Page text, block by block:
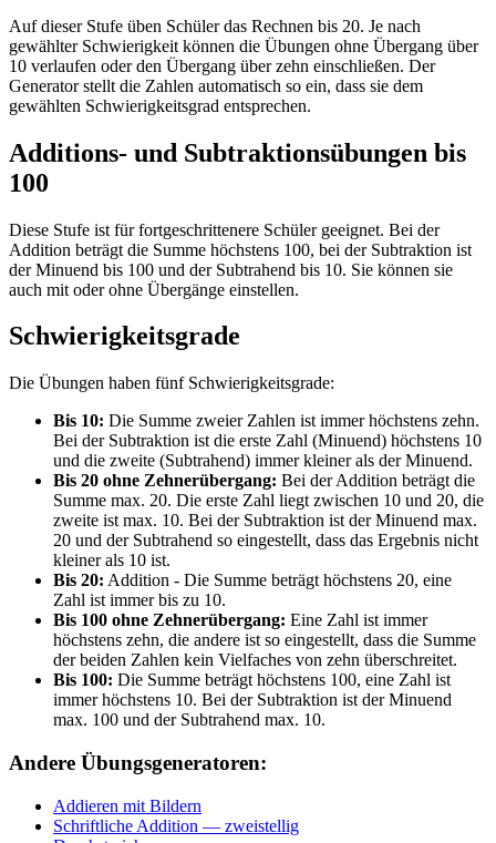
Auf dieser Stufe üben Schüler das Rechnen bis 20. Je nach
gewählter Schwierigkeit können die Übungen ohne Übergang über
10 verlaufen oder den Übergang über zehn einschließen. Der
Generator stellt die Zahlen automatisch so ein, dass sie dem
gewählten Schwierigkeitsgrad entsprechen.
Additions- und Subtraktionsübungen bis
100
Diese Stufe ist für fortgeschrittenere Schüler geeignet. Bei der
Addition beträgt die Summe höchstens 100, bei der Subtraktion ist
der Minuend bis 100 und der Subtrahend bis 10. Sie können sie
auch mit oder ohne Übergänge einstellen.
Schwierigkeitsgrade
Die Übungen haben fünf Schwierigkeitsgrade:
Bis 10: Die Summe zweier Zahlen ist immer höchstens zehn.
Bei der Subtraktion ist die erste Zahl (Minuend) höchstens 10
und die zweite (Subtrahend) immer kleiner als der Minuend.
Bis 20 ohne Zehnerübergang: Bei der Addition beträgt die
Summe max. 20. Die erste Zahl liegt zwischen 10 und 20, die
zweite ist max. 10. Bei der Subtraktion ist der Minuend max.
20 und der Subtrahend so eingestellt, dass das Ergebnis nicht
kleiner als 10 ist.
Bis 20: Addition - Die Summe beträgt höchstens 20, eine
Zahl ist immer bis zu 10.
Bis 100 ohne Zehnerübergang: Eine Zahl ist immer
höchstens zehn, die andere ist so eingestellt, dass die Summe
der beiden Zahlen kein Vielfaches von zehn überschreitet.
Bis 100: Die Summe beträgt höchstens 100, eine Zahl ist
immer höchstens 10. Bei der Subtraktion ist der Minuend
max. 100 und der Subtrahend max. 10.
Andere Übungsgeneratoren:
Addieren mit Bildern
Schriftliche Addition — zweistellig